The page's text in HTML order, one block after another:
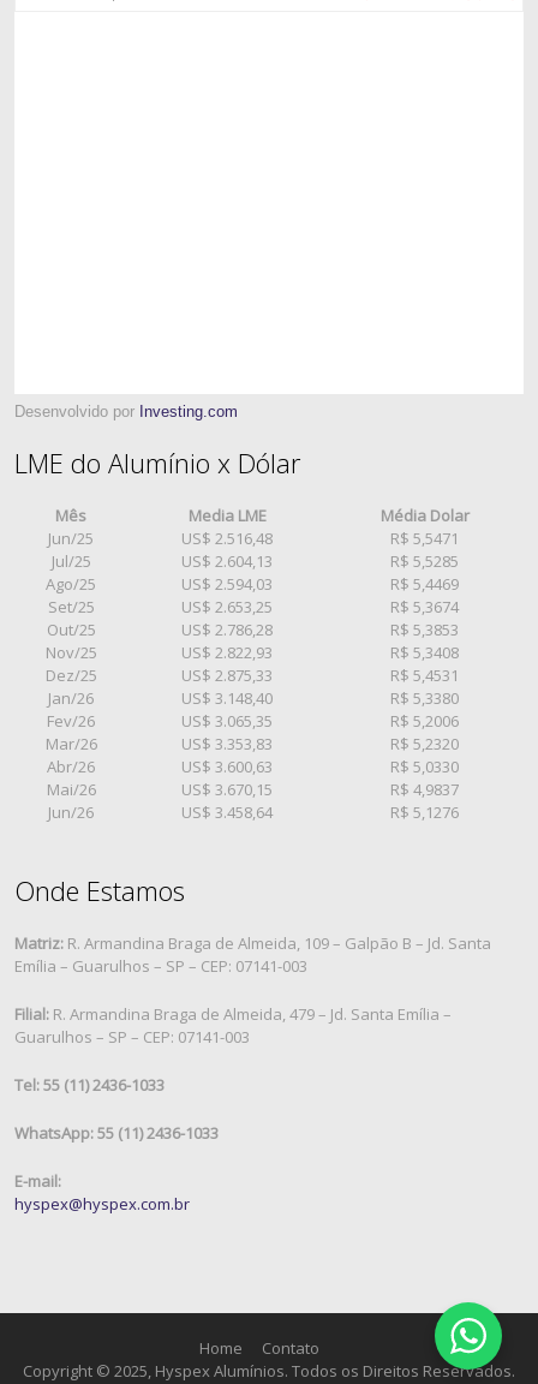
Desenvolvido por Investing.com
LME do Alumínio x Dólar
Mês Media LME
Média Dolar
Jun/25
US$ 2.516,48
R$ 5,5471
Jul/25
US$ 2.604,13
R$ 5,5285
Ago/25
US$ 2.594,03
R$ 5,4469
Set/25
US$ 2.653,25
R$ 5,3674
Out/25
US$ 2.786,28
R$ 5,3853
Nov/25
US$ 2.822,93
R$ 5,3408
Dez/25
US$ 2.875,33
R$ 5,4531
Jan/26
US$ 3.148,40
R$ 5,3380
Fev/26
US$ 3.065,35
R$ 5,2006
Mar/26
US$ 3.353,83
R$ 5,2320
Abr/26
US$ 3.600,63
R$ 5,0330
Mai/26
US$ 3.670,15
R$ 4,9837
Jun/26
US$ 3.458,64 R$ 5,1276
Onde Estamos
Matriz: R. Armandina Braga de Almeida, 109 – Galpão B – Jd. Santa
Emília – Guarulhos – SP – CEP: 07141-003
Filial: R. Armandina Braga de Almeida, 479 – Jd. Santa Emília –
Guarulhos – SP – CEP: 07141-003
Tel: 55 (11) 2436-1033
WhatsApp: 55 (11) 2436-1033
E-mail:
hyspex@hyspex.com.br
Home
Contato
Copyright © 2025, Hyspex Alumínios. Todos os Direitos Reservados.